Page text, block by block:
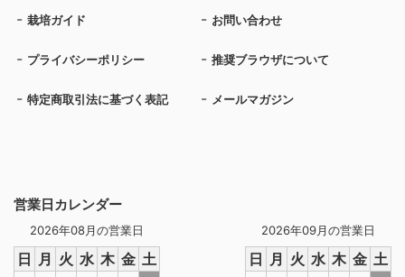
営業日カレンダー
2026年08月の営業日
日 月 火 水 木 金 土
2026年09月の営業日
日 月 火 水 木 金 土
栽培ガイド お問い合わせ
プライバシーポリシー 推奨ブラウザについて
特定商取引法に基づく表記 メールマガジン